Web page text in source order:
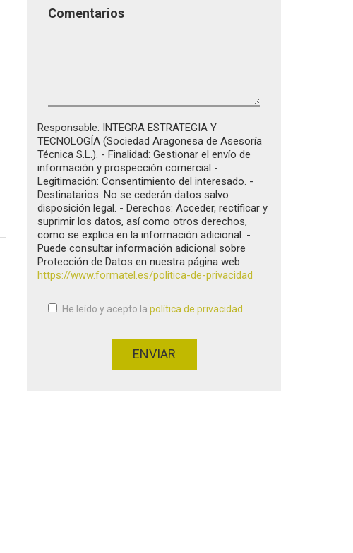
Comentarios
Responsable: INTEGRA ESTRATEGIA Y
TECNOLOGÍA (Sociedad Aragonesa de Asesoría
Técnica S.L.). - Finalidad: Gestionar el envío de
información y prospección comercial -
Legitimación: Consentimiento del interesado. -
Destinatarios: No se cederán datos salvo
disposición legal. - Derechos: Acceder, rectificar y
suprimir los datos, así como otros derechos,
como se explica en la información adicional. -
Puede consultar información adicional sobre
Protección de Datos en nuestra página web
https://www.formatel.es/politica-de-privacidad
He leído y acepto la política de privacidad
ENVIAR